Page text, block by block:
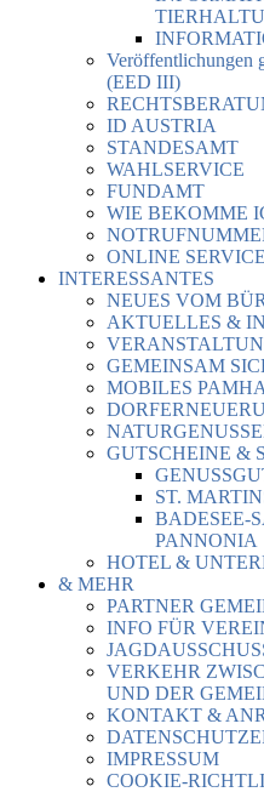
Veröffentlichungen
(EED III)
ID AUSTRIA
STANDESAMT
WAHLSERVICE
FUNDAMT
WIE BEKOMME
ONLINE
INTERESSANTES
NEUES VOM
AKTUELLES &
GEMEINSAM
MOBILES
GUTSCHEINE &
ST.
BADESEE-
PANNONIA
HOTEL &
& MEHR
PARTNER
INFO FÜR
VERKEHR
UND DER
KONTAKT &
IMPRESSUM
COOKIE-